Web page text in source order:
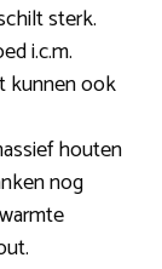
sterk.
i.c.m.
kunnen ook
houten
nog